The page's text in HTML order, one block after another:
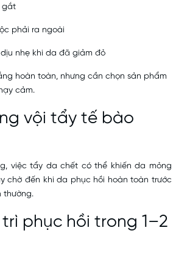
gắt
phải ra ngoài
nhẹ khi da đã giảm đỏ
hoàn toàn, nhưng cần chọn sản phẩm
cảm.
vội tẩy tế bào
việc tẩy da chết có thể khiến da mỏng
chờ đến khi da phục hồi hoàn toàn trước
thường.
trì phục hồi trong 1–2